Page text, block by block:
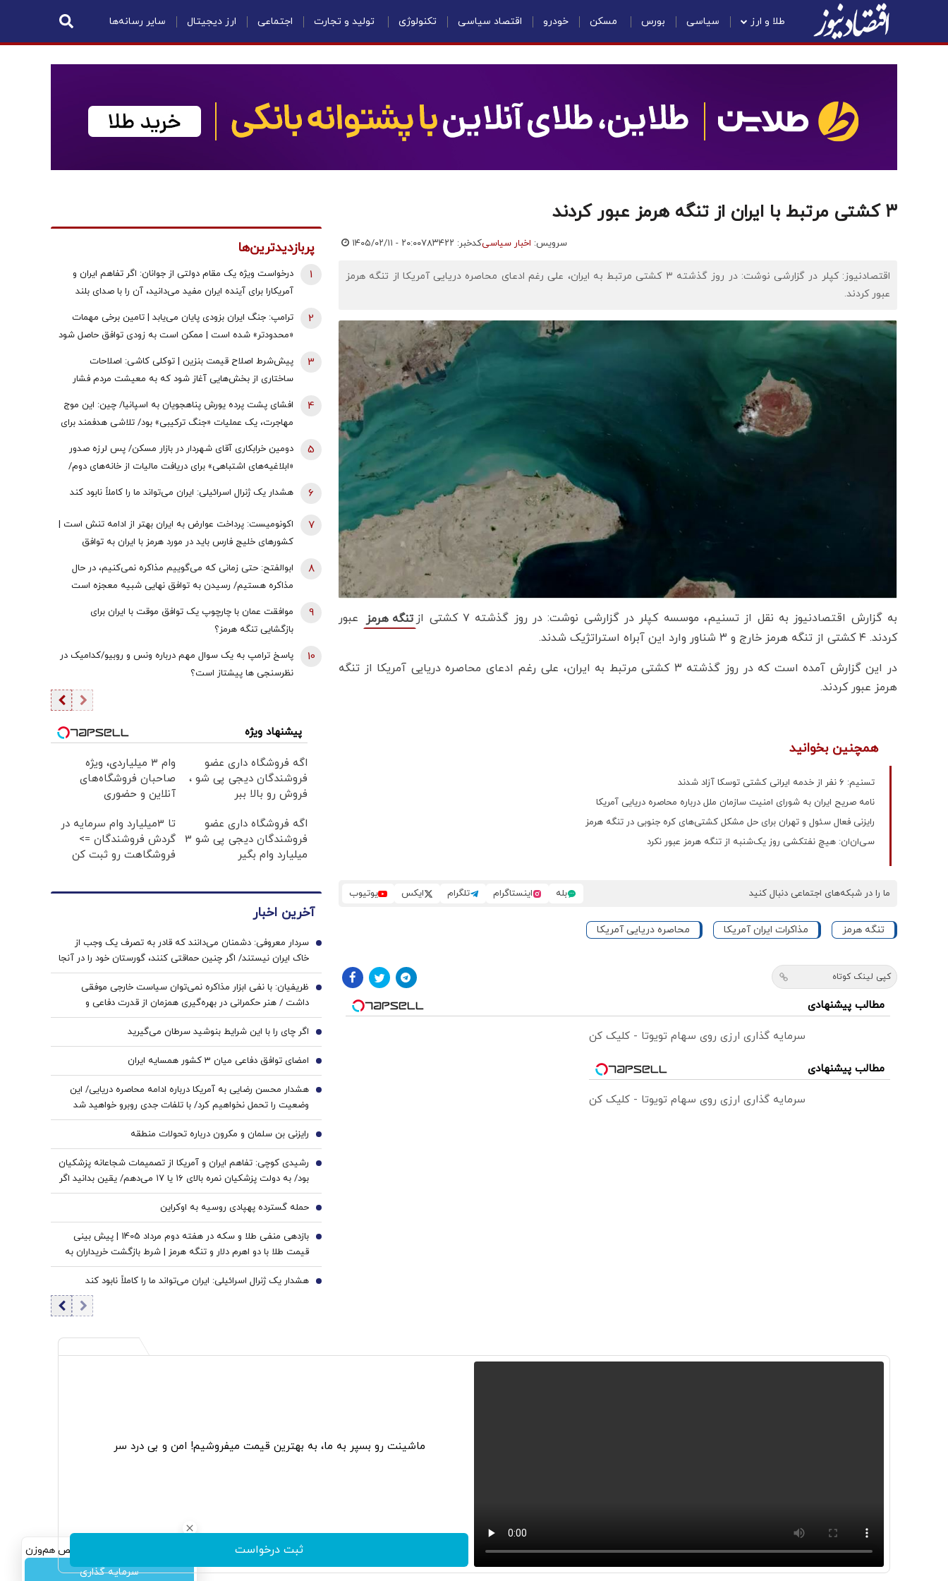
طلا و ارز سیاسی بورس مسکن خودرو اقتصاد سیاسی تکنولوژی تولید و تجارت اجتماعی ارز دیجیتال سایر رسانه‌ها
۳ کشتی مرتبط با ایران از تنگه هرمز عبور کردند
سرویس: اخبار سیاسیکدخبر: ۷۸۳۴۲۲ ۱۴۰۵/۰۲/۱۱ - ۲۰:۰۰
اقتصادنیوز: کپلر در گزارشی نوشت: در روز گذشته ۳ کشتی مرتبط به ایران، علی رغم ادعای محاصره دریایی آمریکا از تنگه هرمز
عبور کردند.
به گزارش اقتصادنیوز به نقل از تسنیم، موسسه کپلر در گزارشی نوشت: در روز گذشته ۷ کشتی از تنگه هرمز
عبور
کردند. ۴ کشتی از تنگه هرمز خارج و ۳ شناور وارد این آبراه استراتژیک شدند.
در این گزارش آمده است که در روز گذشته ۳ کشتی مرتبط به ایران، علی رغم ادعای محاصره دریایی آمریکا از تنگه
هرمز عبور کردند.
همچنین بخوانید
تسنیم: ۶ نفر از خدمه ایرانی کشتی توسکا آزاد شدند
نامه صریح ایران به شورای امنیت سازمان ملل درباره محاصره دریایی آمریکا
رایزنی فعال سئول و تهران برای حل مشکل کشتی‌های کره جنوبی در تنگه هرمز
سی‌ان‌ان: هیچ نفتکشی روز یک‌شنبه از تنگه هرمز عبور نکرد
ما را در شبکه‌های اجتماعی دنبال کنید بله اینستاگرام تلگرام ایکس یوتیوب
تنگه هرمز مذاکرات ایران آمریکا محاصره دریایی آمریکا
کپی لینک کوتاه
مطالب پیشنهادی
سرمایه گذاری ارزی روی سهام تویوتا - کلیک کن
مطالب پیشنهادی
سرمایه گذاری ارزی روی سهام تویوتا - کلیک کن
سرمایه‌گذاری همسنگ با شاخص هم‌وزن
سرمایه گذاری
پربازدیدترین‌ها
درخواست ویژه یک مقام دولتی از جوانان: اگر تفاهم ایران و
آمریکارا برای آینده ایران مفید می‌دانید، آن را با صدای بلند
مطالبه کنید | کنشکر و ‌ذی‌نفع باشید، منفعل نمانید
1
ترامپ: جنگ ایران بزودی پایان می‌یابد | تامین برخی مهمات
«محدودتر» شده است | ممکن است به زودی توافق حاصل شود
2
پیش‌شرط اصلاح قیمت بنزین | توکلی کاشی: اصلاحات
ساختاری از بخش‌هایی آغاز شود که به معیشت مردم فشار
3
افشای پشت پرده یورش پناهجویان به اسپانیا/ چین: این موج
مهاجرت، یک عملیات «جنگ ترکیبی» بود/ تلاشی هدفمند برای
4
دومین خرابکاری آقای شهردار در بازار مسکن/ پس لرزه صدور
«ابلاغیه‌های اشتباهی» برای دریافت مالیات از خانه‌‌های دوم/
5
هشدار یک ژنرال اسرائیلی: ایران می‌تواند ما را کاملاً نابود کند 6
اکونومیست: پرداخت عوارض به ایران بهتر از ادامه تنش است |
کشورهای خلیج فارس باید در مورد هرمز با ایران به توافق
برسند | اعراب در مخمصهِ ترامپ گرفتار شده‌اند
7
ابوالفتح: حتی زمانی که می‌گوییم مذاکره نمی‌کنیم، در حال
مذاکره هستیم/ رسیدن به توافق نهایی شبیه معجزه است
8
موافقت عمان با چارچوپ یک توافق موقت با ایران برای
بازگشایی تنگه هرمز؟
9
پاسخ ترامپ به یک سوال مهم درباره ونس و روبیو/کدامیک در
نظرسنجی ها پیشتاز است؟
10
پیشنهاد ویژه
اگه فروشگاه داری عضو
فروشندگان دیجی پی شو ،
فروش رو بالا ببر
وام ۳ میلیاردی، ویژه
صاحبان فروشگاه‌های
آنلاین و حضوری
اگه فروشگاه داری عضو
فروشندگان دیجی پی شو 3
میلیارد وام بگیر
تا 3میلیارد وام سرمایه در
گردش فروشندگان =>
فروشگاهت رو ثبت کن
آخرین اخبار
سردار معروفی: دشمنان می‌دانند که قادر به تصرف یک وجب از
خاک ایران نیستند/ اگر چنین حماقتی کنند، گورستان خود را در آنجا
خواهند یافت/ دیپلماسی بدون پشتیبانی مردمی امکان‌پذیر نیست
1
ظریفیان: با نفی ابزار مذاکره نمی‌توان سیاست خارجی موفقی
داشت / هنر حکمرانی در بهره‌گیری همزمان از قدرت دفاعی و
ظرفیت‌های دیپلماتیک است، نه حذف یکی به نفع دیگری
2
اگر چای را با این شرایط بنوشید سرطان می‌گیرید 3
امضای توافق دفاعی میان 3 کشور همسایه ایران 4
هشدار محسن رضایی به آمریکا درباره ادامه محاصره دریایی/ این
وضعیت را تحمل نخواهیم کرد/ با تلفات جدی روبرو خواهید شد
5
رایزنی بن سلمان و مکرون درباره تحولات منطقه 6
رشیدی کوچی: تفاهم ایران و آمریکا از تصمیمات شجاعانه پزشکیان
بود/ به دولت پزشکیان نمره بالای ۱۶ یا ۱۷ می‌دهم/ یقین بدانید اگر
هر فرد دیگری جای پزشکیان بود، کشور با مشکلات بزرگی روبه‌رو
می‌شد/ اگر جلیلی رئیس‌جمهور می‌شد...
7
حمله گسترده پهپادی روسیه به اوکراین 8
بازدهی منفی طلا و سکه در هفته دوم مرداد 1405 | پیش بینی
قیمت طلا با دو اهرم دلار و تنگه هرمز | شرط بازگشت خریداران به
بازار
9
هشدار یک ژنرال اسرائیلی: ایران می‌تواند ما را کاملاً نابود کند 10
ماشینت رو بسپر به ما، به بهترین قیمت میفروشیم! امن و بی درد سر
ثبت درخواست